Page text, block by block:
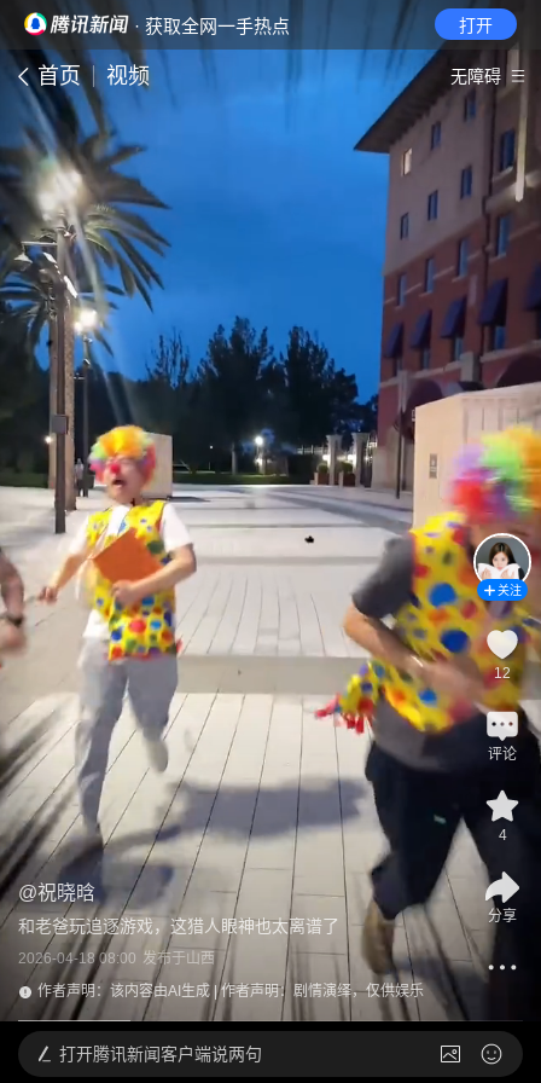
· 获取全网一手热点 打开
首页 视频 无障碍
@祝晓晗
和老爸玩追逐游戏，这猎人眼神也太离谱了
2026-04-18 08:00 发布于山西
作者声明：该内容由AI生成 | 作者声明：剧情演绎，仅供娱乐
关注
12
评论
4
分享
打开腾讯新闻客户端说两句